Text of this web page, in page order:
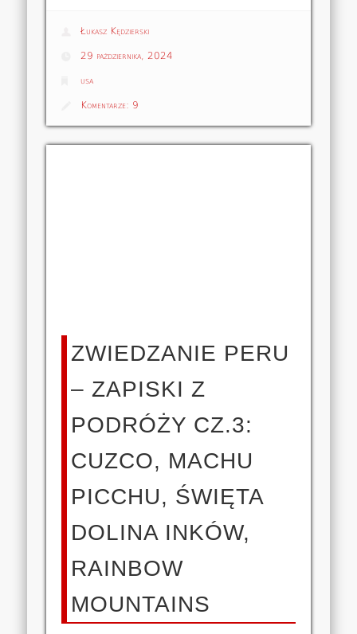
Łukasz Kędzierski
29 października, 2024
usa
Komentarze: 9
ZWIEDZANIE PERU
– ZAPISKI Z
PODRÓŻY CZ.3:
CUZCO, MACHU
PICCHU, ŚWIĘTA
DOLINA INKÓW,
RAINBOW
MOUNTAINS